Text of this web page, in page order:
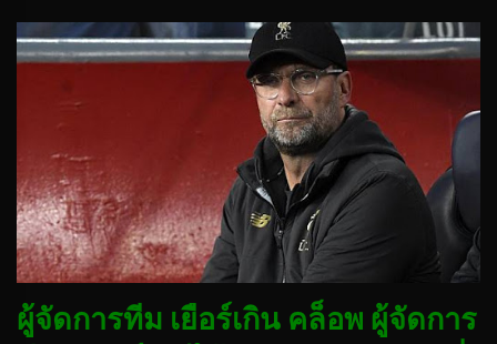
ผู้จัดการทีม เยือร์เกิน คล็อพ ผู้จัดการ